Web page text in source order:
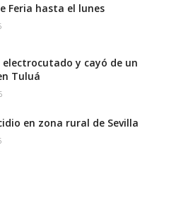
Feria hasta el lunes
electrocutado y cayó de un
Tuluá
en zona rural de Sevilla